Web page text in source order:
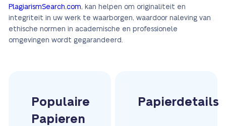
PlagiarismSearch.com, kan helpen om originaliteit en
integriteit in uw werk te waarborgen, waardoor naleving van
ethische normen in academische en professionele
omgevingen wordt gegarandeerd.
Populaire
Papieren
Papierdetails